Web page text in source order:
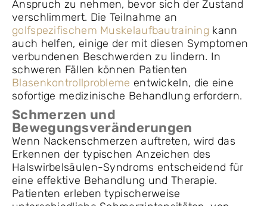
Anspruch zu nehmen, bevor sich der Zustand
verschlimmert. Die Teilnahme an
golfspezifischem Muskelaufbautraining kann
auch helfen, einige der mit diesen Symptomen
verbundenen Beschwerden zu lindern. In
schweren Fällen können Patienten
Blasenkontrollprobleme entwickeln, die eine
sofortige medizinische Behandlung erfordern.
Schmerzen und
Bewegungsveränderungen
Wenn Nackenschmerzen auftreten, wird das
Erkennen der typischen Anzeichen des
Halswirbelsäulen-Syndroms entscheidend für
eine effektive Behandlung und Therapie.
Patienten erleben typischerweise